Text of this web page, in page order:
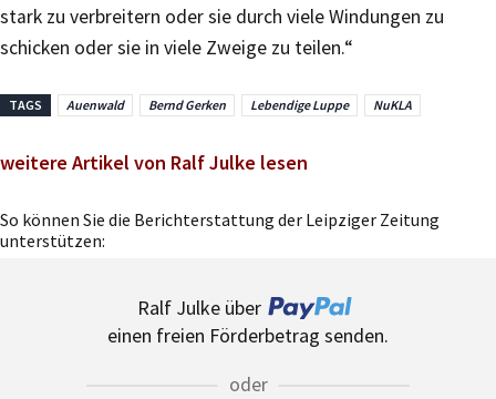
stark zu verbreitern oder sie durch viele Windungen zu
schicken oder sie in viele Zweige zu teilen.“
TAGS Auenwald Bernd Gerken Lebendige Luppe NuKLA
weitere Artikel von Ralf Julke lesen
So können Sie die Berichterstattung der Leipziger Zeitung
unterstützen:
Ralf Julke über
einen freien Förderbetrag senden.
oder